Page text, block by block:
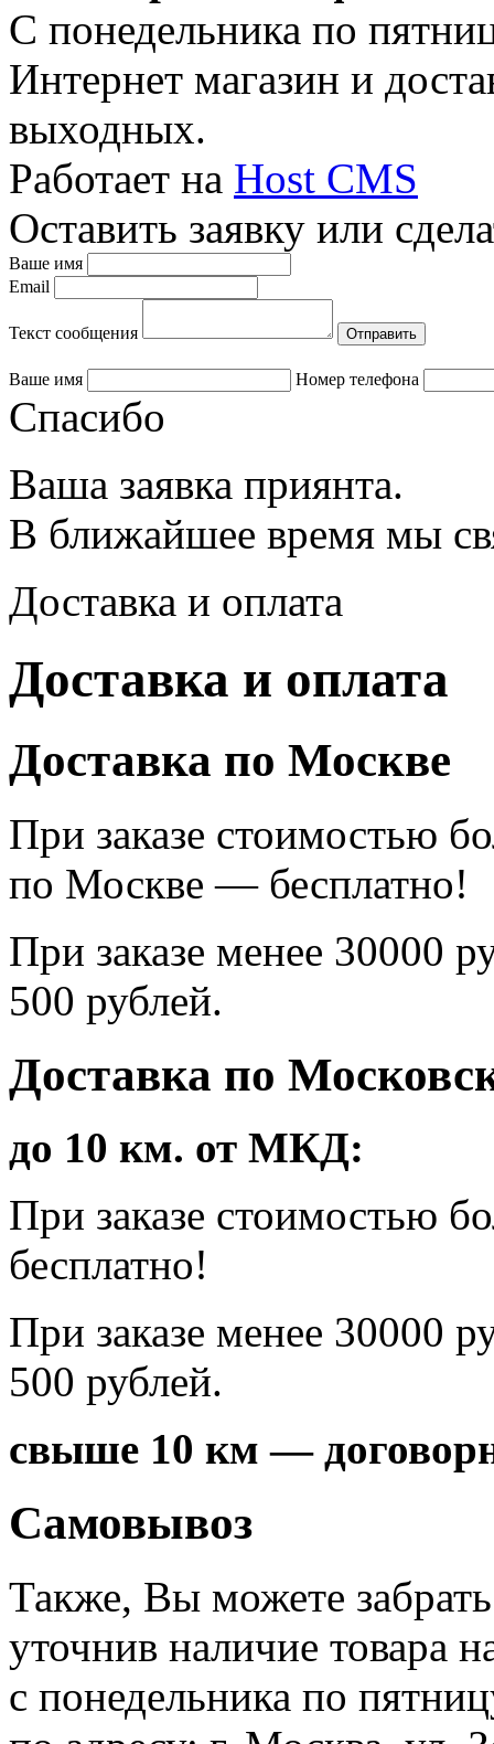
C понедельника по
Интернет магазин и
выходных.
Работает на Host CMS
Оставить заявку или
Ваше имя
Email
Текст сообщения
Ваше имя Номер телефона
Спасибо
Ваша заявка приянта.
В ближайшее время мы
Доставка и оплата
Доставка и оплата
Доставка по Москве
При заказе стоимостью
по Москве — бесплатно!
При заказе менее 30000
500 рублей.
Доставка по
до 10 км. от МКД:
При заказе стоимостью
бесплатно!
При заказе менее 30000
500 рублей.
свыше 10 км —
Самовывоз
Также, Вы можете
уточнив наличие товара
с понедельника по